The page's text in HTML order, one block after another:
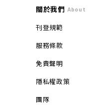
關於我們 About
刊登規範
服務條款
免責聲明
隱私權政策
團隊